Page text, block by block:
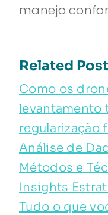
manejo
Related
Como os
levantamento
regularização
Análise de
Métodos e
Insights
Tudo o que